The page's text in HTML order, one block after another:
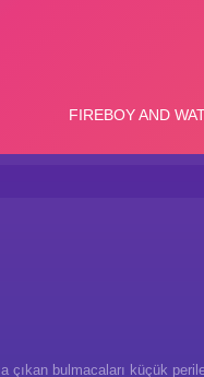
çıkan bulmacaları küçük